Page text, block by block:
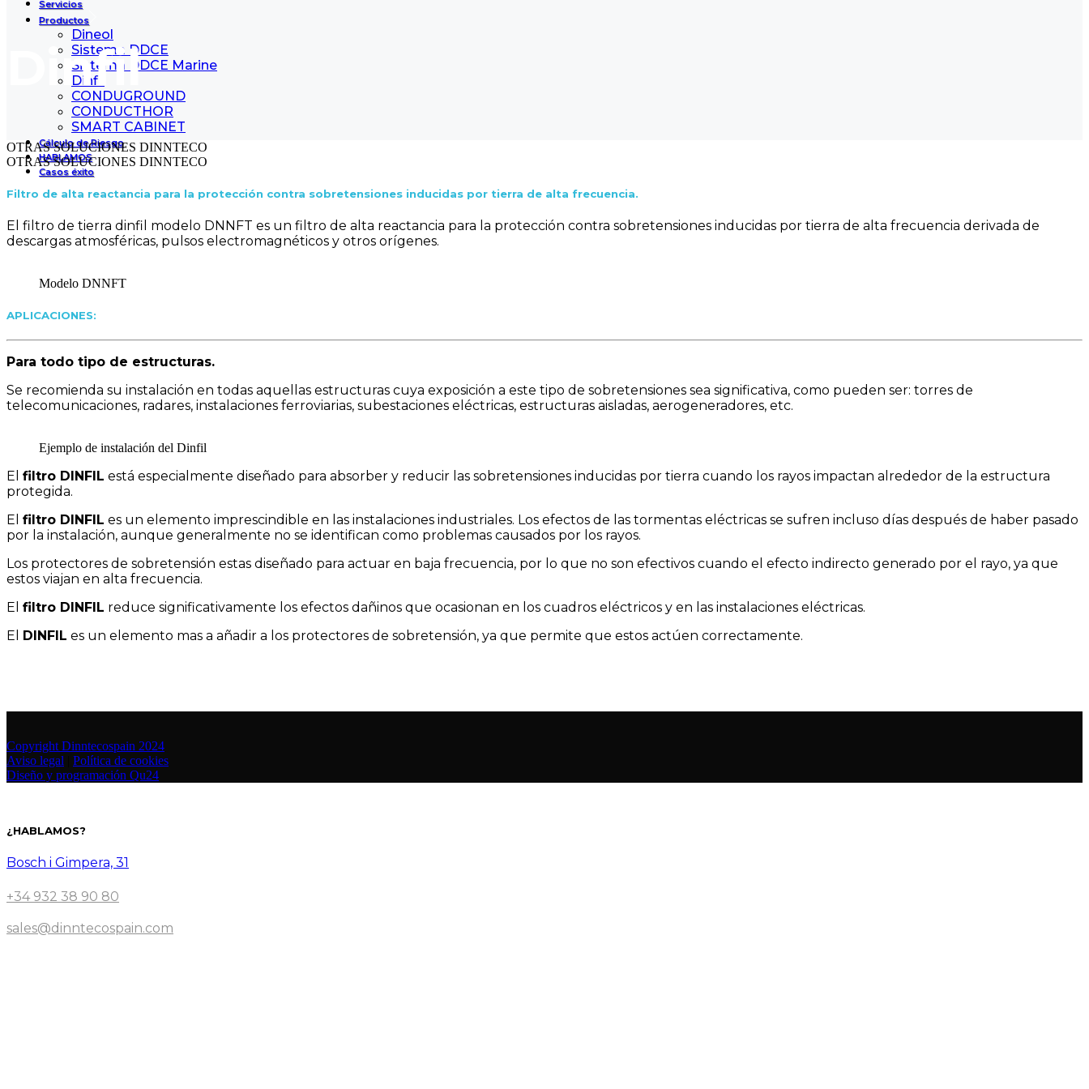
Servicios
Productos
Dineol
Sistema DDCE
Sistema DDCE Marine
Dinfil
CONDUGROUND
CONDUCTHOR
SMART CABINET
Cálculo de Riesgo
HABLAMOS
Casos éxito
Dinfil
OTRAS SOLUCIONES DINNTECO
OTRAS SOLUCIONES DINNTECO
Filtro de alta reactancia para la protección contra sobretensiones inducidas por tierra de alta frecuencia.
El filtro de tierra dinfil modelo DNNFT es un filtro de alta reactancia para la protección contra sobretensiones inducidas por tierra de alta frecuencia derivada de
descargas atmosféricas, pulsos electromagnéticos y otros orígenes.
Modelo DNNFT
APLICACIONES:
Para todo tipo de estructuras.
Se recomienda su instalación en todas aquellas estructuras cuya exposición a este tipo de sobretensiones sea significativa, como pueden ser: torres de
telecomunicaciones, radares, instalaciones ferroviarias, subestaciones eléctricas, estructuras aisladas, aerogeneradores, etc.
Ejemplo de instalación del Dinfil
El filtro DINFIL está especialmente diseñado para absorber y reducir las sobretensiones inducidas por tierra cuando los rayos impactan alrededor de la estructura
protegida.
El filtro DINFIL es un elemento imprescindible en las instalaciones industriales. Los efectos de las tormentas eléctricas se sufren incluso días después de haber pasado
por la instalación, aunque generalmente no se identifican como problemas causados por los rayos.
Los protectores de sobretensión estas diseñado para actuar en baja frecuencia, por lo que no son efectivos cuando el efecto indirecto generado por el rayo, ya que
estos viajan en alta frecuencia.
El filtro DINFIL reduce significativamente los efectos dañinos que ocasionan en los cuadros eléctricos y en las instalaciones eléctricas.
El
DINFIL es un elemento mas a añadir a los protectores de sobretensión, ya que permite que estos actúen correctamente.
Copyright Dinntecospain 2024
Aviso legal
Política de cookies
Diseño y programación Qu24
¿HABLAMOS?
Bosch i Gimpera, 31
+34 932 38 90 80
sales@dinntecospain.com